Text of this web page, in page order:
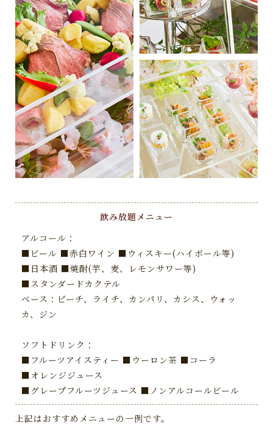
飲み放題メニュー
アルコール：
■ビール ■赤白ワイン ■ウィスキー(ハイボール等)
■日本酒 ■焼酎(芋、麦、レモンサワー等)
■スタンダードカクテル
ベース：ピーチ、ライチ、カンパリ、カシス、ウォッ
カ、ジン
ソフトドリンク：
■フルーツアイスティー ■ウーロン茶 ■コーラ
■オレンジジュース
■グレープフルーツジュース ■ノンアルコールビール
上記はおすすめメニューの一例です。